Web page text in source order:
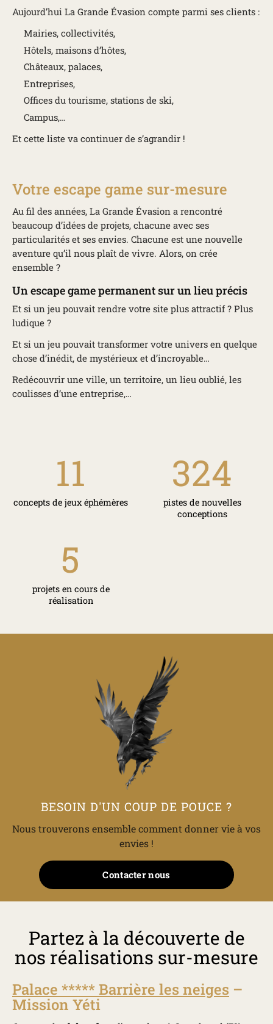
Aujourd’hui La Grande Évasion compte parmi ses clients :
Mairies, collectivités,
Hôtels, maisons d’hôtes,
Châteaux, palaces,
Entreprises,
Offices du tourisme, stations de ski,
Campus,…
Et cette liste va continuer de s’agrandir !
Votre escape game sur-mesure
Au fil des années, La Grande Évasion a rencontré
beaucoup d’idées de projets, chacune avec ses
particularités et ses envies. Chacune est une nouvelle
aventure qu’il nous plaît de vivre. Alors, on crée
ensemble ?
Un escape game permanent sur un lieu précis
Et si un jeu pouvait rendre votre site plus attractif ? Plus
ludique ?
Et si un jeu pouvait transformer votre univers en quelque
chose d’inédit, de mystérieux et d’incroyable…
Redécouvrir une ville, un territoire, un lieu oublié, les
coulisses d’une entreprise,…
11
concepts de jeux éphémères
324
pistes de nouvelles
conceptions
5
projets en cours de
réalisation
BESOIN D'UN COUP DE POUCE ?
Nous trouverons ensemble comment donner vie à vos
envies !
Contacter nous
Partez à la découverte de
nos réalisations sur-mesure
Palace ***** Barrière les neiges –
Mission Yéti